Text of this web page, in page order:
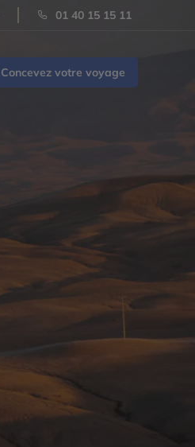
01 40 15 15 11
Concevez votre voyage